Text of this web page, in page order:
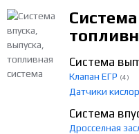
Система
Клапан ЕГР (4)
Датчики
Система
Дросселная